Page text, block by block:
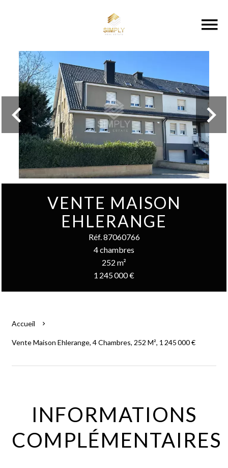
VENTE MAISON
EHLERANGE
Réf. 87060766
4 chambres
252 m²
1 245 000 €
Accueil
Vente Maison Ehlerange, 4 Chambres, 252 M², 1 245 000 €
INFORMATIONS
COMPLÉMENTAIRES